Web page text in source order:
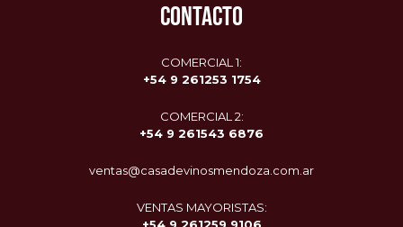
CONTACTO
COMERCIAL 1:
+54 9 261253 1754
COMERCIAL 2:
+54 9 261543 6876
ventas@casadevinosmendoza.com.ar
VENTAS MAYORISTAS: